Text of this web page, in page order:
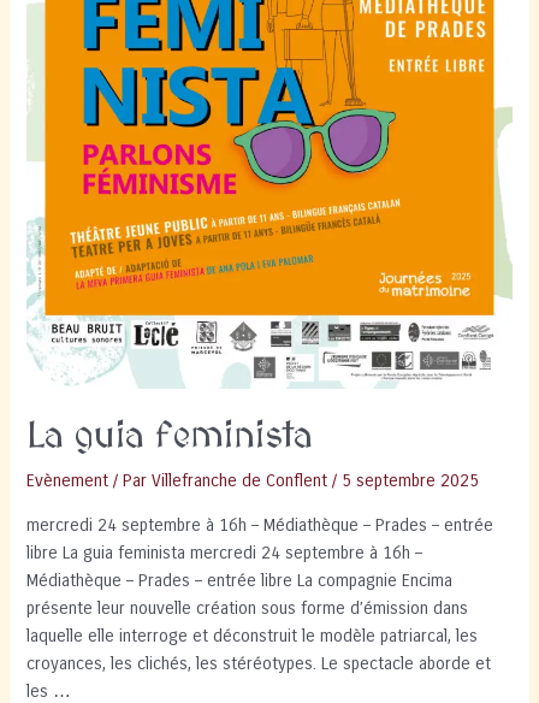
La guia feminista
Evènement / ParVillefranche de Conflent / 5 septembre 2025
mercredi 24 septembre à 16h – Médiathèque – Prades – entrée
libre La guia feminista mercredi 24 septembre à 16h –
Médiathèque – Prades – entrée libre La compagnie Encima
présente leur nouvelle création sous forme d’émission dans
laquelle elle interroge et déconstruit le modèle patriarcal, les
croyances, les clichés, les stéréotypes. Le spectacle aborde et
les …